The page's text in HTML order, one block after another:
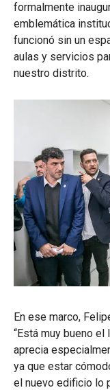
formalmente
emblemática
funcionó sin un
aulas y servicios
nuestro distrito.
En ese marco,
“Está muy bueno el
aprecia
ya que estar
el nuevo edificio lo